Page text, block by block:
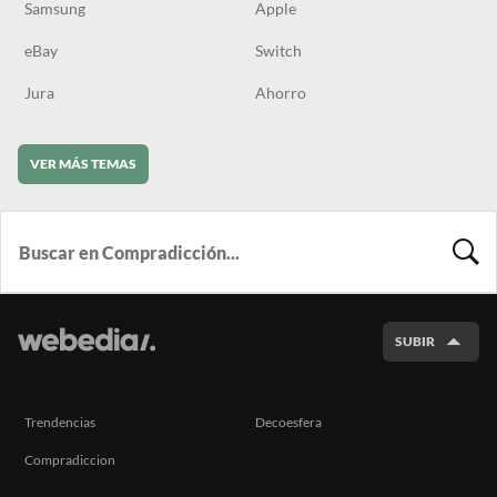
Samsung Apple
eBay Switch
Jura Ahorro
VER MÁS TEMAS
SUBIR
Trendencias Decoesfera
Compradiccion